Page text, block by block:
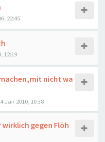
22:45
12:19
nicht wa
Jan 2010, 10:38
gegen Flöh